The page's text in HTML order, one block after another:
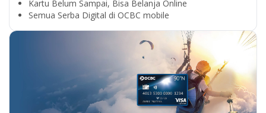
Kartu Belum Sampai, Bisa Belanja Online
Semua Serba Digital di OCBC mobile